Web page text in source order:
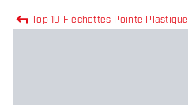
Top 10 Fléchettes Pointe Plastique